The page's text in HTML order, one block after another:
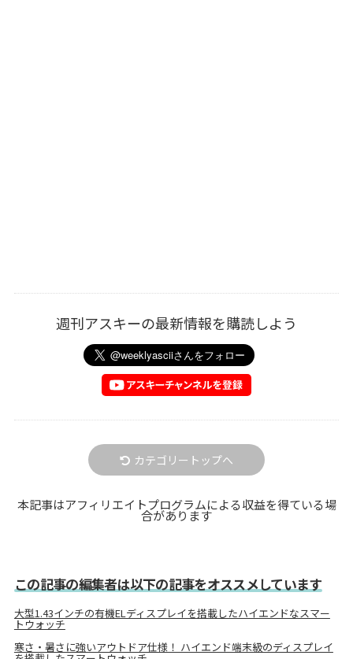
週刊アスキーの最新情報を購読しよう
カテゴリートップへ
本記事はアフィリエイトプログラムによる収益を得ている場
合があります
この記事の編集者は以下の記事をオススメしています
大型1.43インチの有機ELディスプレイを搭載したハイエンドなスマー
トウォッチ
寒さ・暑さに強いアウトドア仕様！ ハイエンド端末級のディスプレイ